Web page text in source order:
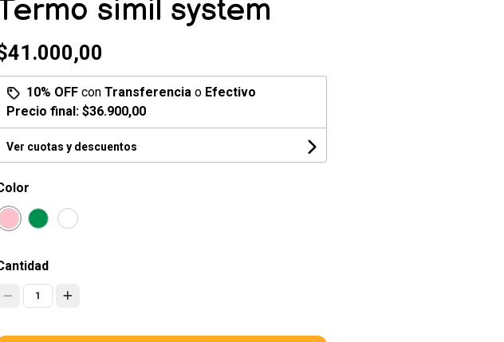
simil system
10% OFFcon Transferenciao Efectivo
Precio final: $36.900,00
Ver cuotas y descuentos
1